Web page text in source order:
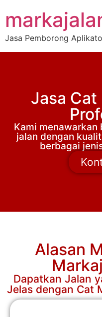
Jasa Pemborong
Jasa Cat
Kami menawarkan
jalan dengan
berbagai
Alasan
Dapatkan Jalan
Jelas dengan Cat